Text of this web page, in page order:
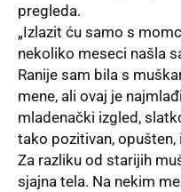
pregleda.
„Izlazit ću samo s
nekoliko meseci našla
Ranije sam bila s
mene, ali ovaj je
mladenački izgled,
tako pozitivan,
Za razliku od starijih
sjajna tela. Na nekim